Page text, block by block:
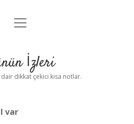
Anasayfa
Yasal Uyarı
menüyü
İzleri
dikkat çekici kısa notlar.
var